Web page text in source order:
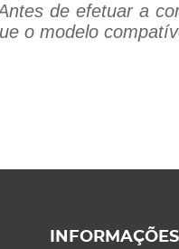
de efetuar a
o modelo